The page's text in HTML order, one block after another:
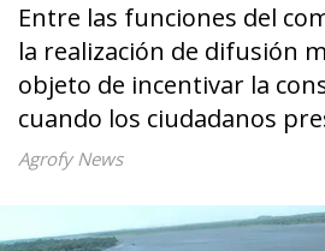
Entre las funciones del
la realización de difusión
objeto de incentivar la
cuando los ciudadanos
Agrofy News